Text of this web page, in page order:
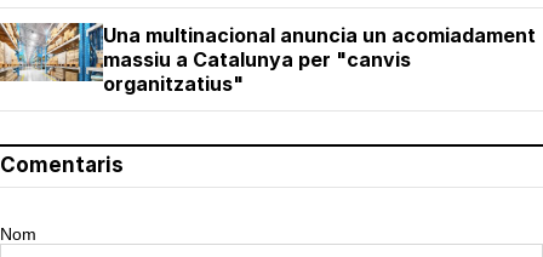
Una multinacional anuncia un acomiadament
massiu a Catalunya per "canvis
organitzatius"
Comentaris
Nom